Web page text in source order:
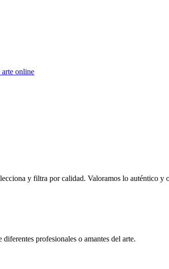
arte online
y filtra por calidad. Valoramos lo auténtico y
profesionales o amantes del arte.